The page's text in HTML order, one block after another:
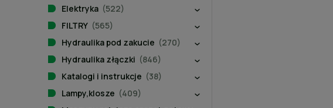
Elektryka (522)
FILTRY (565)
Hydraulika pod zakucie (270)
Hydraulika złączki (846)
Katalogi i instrukcje (38)
Lampy,klosze (409)